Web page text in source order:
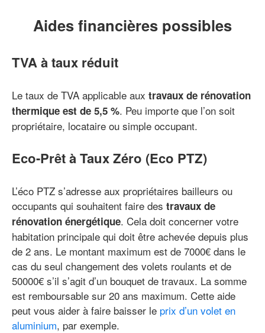
Aides financières possibles
TVA à taux réduit
Le taux de TVA applicable aux travaux de rénovation
thermique est de 5,5 %. Peu importe que l’on soit
propriétaire, locataire ou simple occupant.
Eco-Prêt à Taux Zéro (Eco PTZ)
L’éco PTZ s’adresse aux propriétaires bailleurs ou
occupants qui souhaitent faire des travaux de
rénovation énergétique. Cela doit concerner votre
habitation principale qui doit être achevée depuis plus
de 2 ans. Le montant maximum est de 7000€ dans le
cas du seul changement des volets roulants et de
50000€ s’il s’agit d’un bouquet de travaux. La somme
est remboursable sur 20 ans maximum. Cette aide
peut vous aider à faire baisser le prix d’un volet en
aluminium, par exemple.